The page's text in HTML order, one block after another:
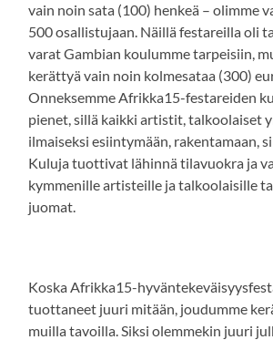
vain noin sata (100) henkeä – olimme
500 osallistujaan. Näillä festareilla oli
varat Gambian koulumme tarpeisiin,
kerättyä vain noin kolmesataa (300)
Onneksemme Afrikka15-festareiden
pienet, sillä kaikki artistit, talkoolaiset
ilmaiseksi esiintymään, rakentamaan,
Kuluja tuottivat lähinnä tilavuokra ja
kymmenille artisteille ja talkoolaisille
juomat.
Koska Afrikka15-
tuottaneet juuri mitään, joudumme
muilla tavoilla. Siksi olemmekin juuri